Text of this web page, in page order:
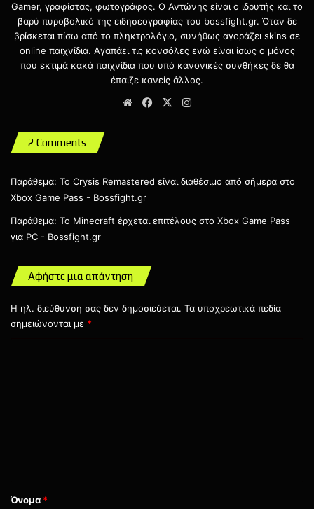
αποχωρήσουν από την υπηρεσία.
Gonner2 (Cloud, κονσόλες και PC)
Heave Ho (PC)
Katana Zero (Cloud, κονσόλες και PC)
Scourgebringer (Cloud, κονσόλες και PC)
Tales of Vesperia HD (Κονσόλες και PC)
The Swords of Ditto (PC)
Gamer, γραφίστας, φωτογράφος. Ο Αντώνης είναι ο ιδρυτής και το
βαρύ πυροβολικό της ειδησεογραφίας του bossfight.gr. Όταν δε
βρίσκεται πίσω από το πληκτρολόγιο, συνήθως αγοράζει skins σε
online παιχνίδια. Αγαπάει τις κονσόλες ενώ είναι ίσως ο μόνος
που εκτιμά κακά παιχνίδια που υπό κανονικές συνθήκες δε θα
έπαιζε κανείς άλλος.
WebsiteFacebook
X
2 Comments
Παράθεμα: Το Crysis Remastered είναι διαθέσιμο από σήμερα στο
Xbox Game Pass - Bossfight.gr
Παράθεμα: To Minecraft έρχεται επιτέλους στο Xbox Game Pass
για PC - Bossfight.gr
Αφήστε μια απάντηση
Η ηλ. διεύθυνση σας δεν δημοσιεύεται. Τα υποχρεωτικά πεδία
σημειώνονται με *
Όνομα *